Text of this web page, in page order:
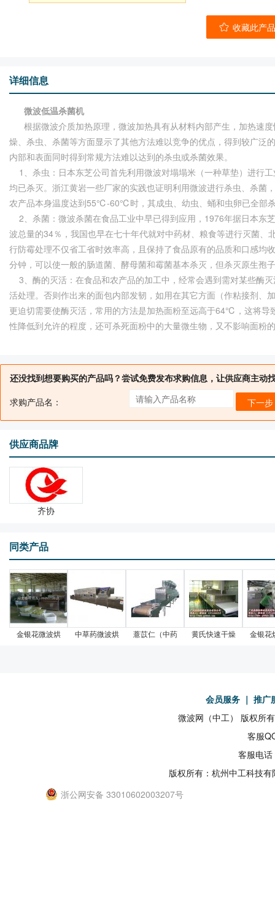
收藏此产品
详细信息
微波低温杀菌机
根据微波介质加热原理，微波加热具有从材料内部产生，加热速
燥、杀虫、杀菌等方面显示了其他方法难以竞争的优点，得到较广
内部和表面同时得到常规方法难以达到的杀虫或杀菌效果。
1、杀虫：日本东芝公司首先利用微波对塌塌米（一种草垫）进行
均已杀灭。浙江黄岩一些厂家的实践也证明利用微波进行杀虫、杀
农产品本身温度达到55℃-60℃时，其成虫、幼虫、蛹和虫卵已全部
2、杀菌：微波杀菌在食品工业中早已得到应用，1976年据日本东
波总量的34％，我国也早在七十年代就对中药材、粮食等进行灭菌
行防霉处理不仅省工省时效率高，且保持了食品原有的品质和口感
分钟，可以使一般的肠道菌、酵母菌和霉菌基本杀灭，但杀灭原生
3、酶的灭活：在食品和农产品的加工中，经常会遇到需对某些酶
活处理。否则作出来的面包内部发韧，如用在其它方面（作粘接剂
更迫切需要使酶灭活，常用的方法是加热面粉至远高于64℃，这将
性降低到允许的程度，还可杀死面粉中的大量微生物，又不影响面粉
还没找到想要购买的产品吗？尝试免费发布求购信息，让供应商主动
求购产品名：
下一步
供应商品牌
齐协
同类产品
金银花微波烘 中草药微波烘 薏苡仁（中药 黄氏快速干燥 金银花
会员服务 ｜ 推广
微波网（中工） 版权所
客服
客服电
版权所有：杭州中工科技
浙公网安备 33010602003207号